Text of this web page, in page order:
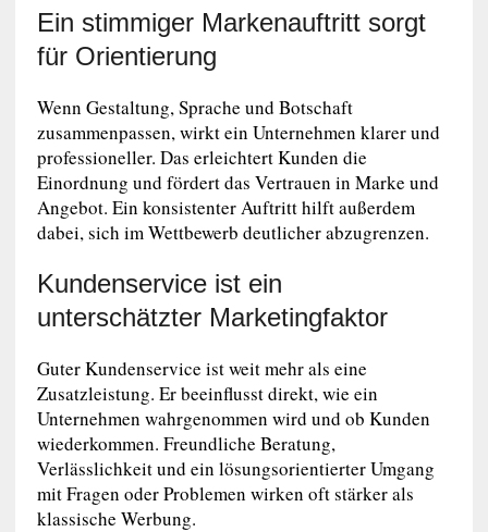
Ein stimmiger Markenauftritt sorgt
für Orientierung
Wenn Gestaltung, Sprache und Botschaft
zusammenpassen, wirkt ein Unternehmen klarer und
professioneller. Das erleichtert Kunden die
Einordnung und fördert das Vertrauen in Marke und
Angebot. Ein konsistenter Auftritt hilft außerdem
dabei, sich im Wettbewerb deutlicher abzugrenzen.
Kundenservice ist ein
unterschätzter Marketingfaktor
Guter Kundenservice ist weit mehr als eine
Zusatzleistung. Er beeinflusst direkt, wie ein
Unternehmen wahrgenommen wird und ob Kunden
wiederkommen. Freundliche Beratung,
Verlässlichkeit und ein lösungsorientierter Umgang
mit Fragen oder Problemen wirken oft stärker als
klassische Werbung.